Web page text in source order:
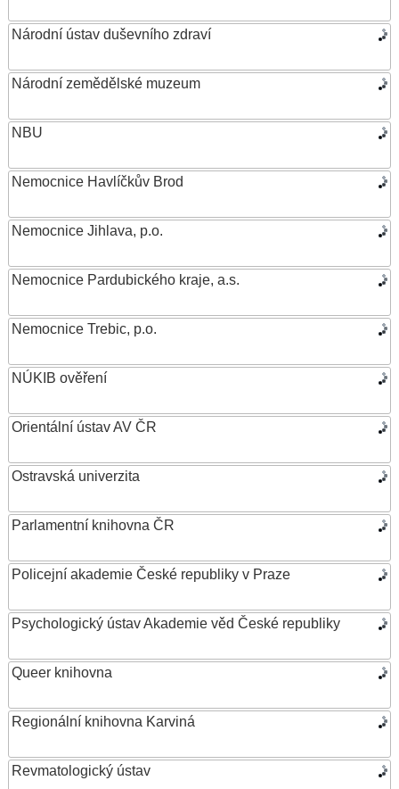
Národní ústav duševního zdraví
Národní zemědělské muzeum
NBU
Nemocnice Havlíčkův Brod
Nemocnice Jihlava, p.o.
Nemocnice Pardubického kraje, a.s.
Nemocnice Trebic, p.o.
NÚKIB ověření
Orientální ústav AV ČR
Ostravská univerzita
Parlamentní knihovna ČR
Policejní akademie České republiky v Praze
Psychologický ústav Akademie věd České republiky
Queer knihovna
Regionální knihovna Karviná
Revmatologický ústav